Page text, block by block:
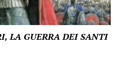
LA GUERRA DEI SANTI